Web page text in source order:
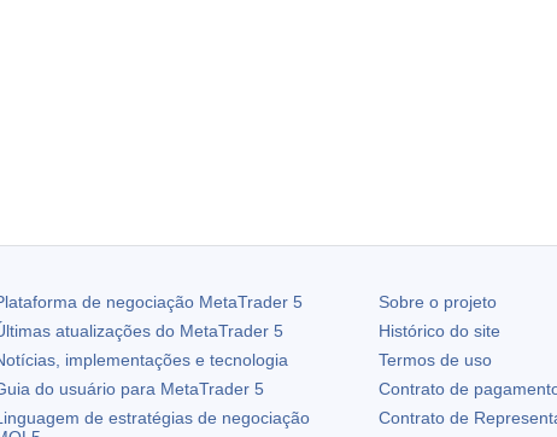
de negociação MetaTrader 5
atualizações do MetaTrader 5
implementações e tecnologia
do usuário para MetaTrader 5
de estratégias de negociação
Sobre o projeto
Histórico do site
Termos de uso
Contrato de
Contrato de